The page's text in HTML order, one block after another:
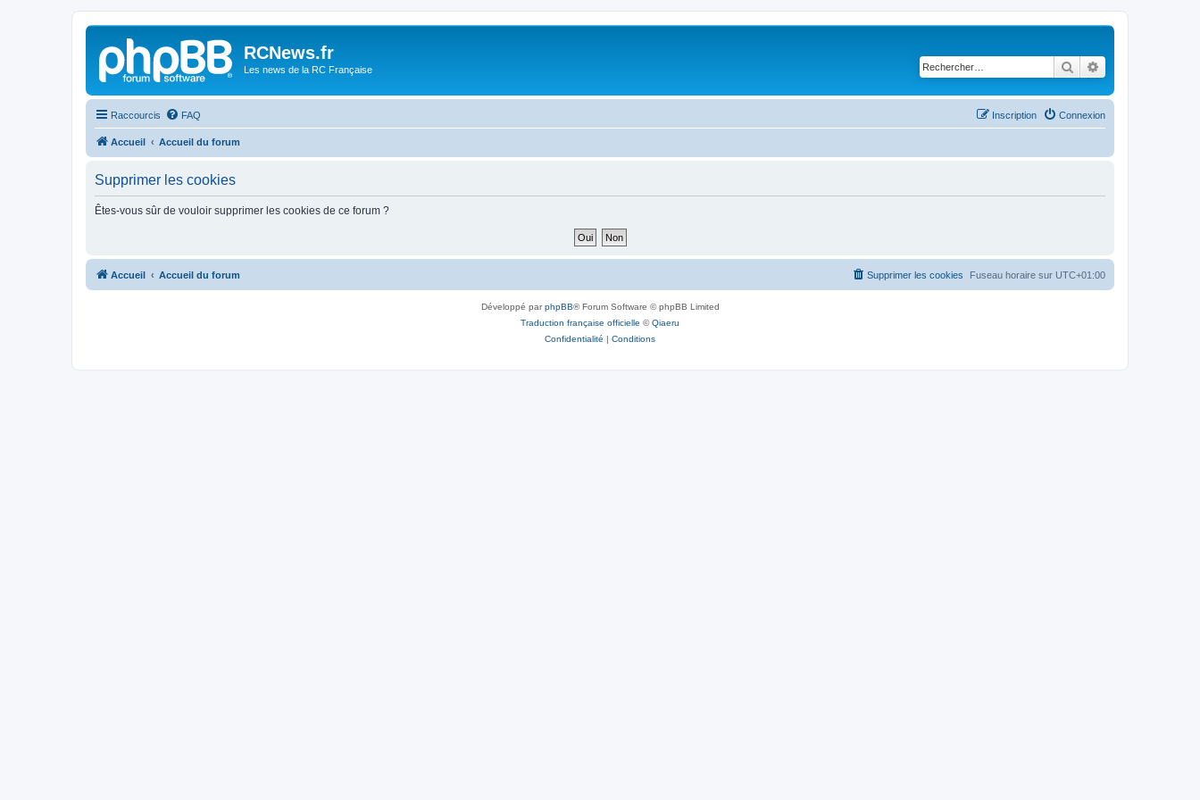
RCNews.fr
Les news de la RC Française Rechercher
Raccourcis FAQ Connexion
Inscription
Accueil Accueil du forum
Supprimer les cookies
Êtes-vous sûr de vouloir supprimer les cookies de ce forum ?
Accueil Accueil du forum Fuseau horaire sur UTC+01:00
Supprimer les cookies
Développé parphpBB® Forum Software © phpBB Limited
Traduction française officielle ©Qiaeru
Confidentialité | Conditions